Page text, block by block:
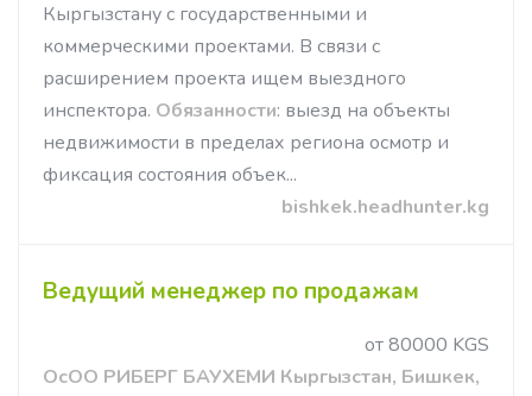
Кыргызстану с государственными и
коммерческими проектами. В связи с
расширением проекта ищем выездного
инспектора. Обязанности: выезд на объекты
недвижимости в пределах региона осмотр и
фиксация состояния объек...
bishkek.headhunter.kg
Ведущий менеджер по продажам
от 80000 KGS
ОсОО РИБЕРГ БАУХЕМИ Кыргызстан, Бишкек,